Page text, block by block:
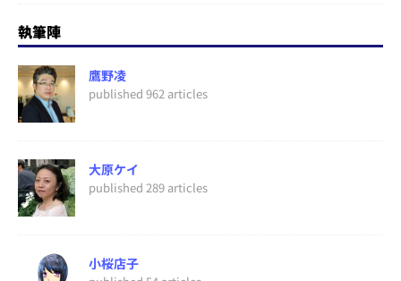
執筆陣
鷹野凌
published 962 articles
大原ケイ
published 289 articles
小桜店子